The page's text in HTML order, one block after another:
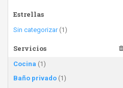
Estrellas
Sin categorizar(1)
Servicios
Cocina (1)
Baño privado (1)